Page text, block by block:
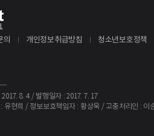
인수 계약에 따라 발행되었다.플러그파
의 개인정보취급방침 청소년보호정책
8. 4 / 발행일자 : 2017. 7. 17
유현희 / 정보보호책임자 : 황상욱 / 고충처리인 : 이